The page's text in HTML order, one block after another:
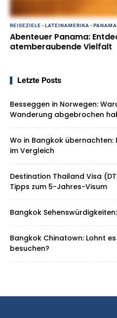
REISEZIELE - LATEINAMERIKA - PANAMA
Abenteuer Panama:
atemberaubende Vielfalt
Letzte Posts
Besseggen in Norwegen:
Wanderung abgebrochen
Wo in Bangkok
im Vergleich
Destination Thailand Visa
Tipps zum 5-Jahres-Visum
Bangkok
Bangkok Chinatown: Lohnt
besuchen?